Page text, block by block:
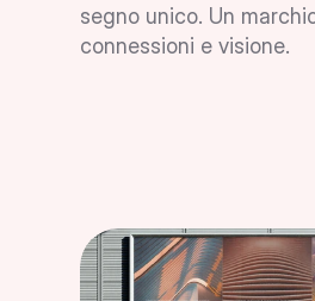
segno unico. Un
connessioni e visione.